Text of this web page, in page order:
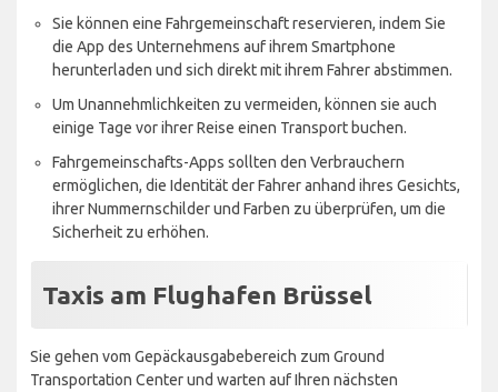
Sie können eine Fahrgemeinschaft reservieren, indem Sie
die App des Unternehmens auf ihrem Smartphone
herunterladen und sich direkt mit ihrem Fahrer abstimmen.
Um Unannehmlichkeiten zu vermeiden, können sie auch
einige Tage vor ihrer Reise einen Transport buchen.
Fahrgemeinschafts-Apps sollten den Verbrauchern
ermöglichen, die Identität der Fahrer anhand ihres Gesichts,
ihrer Nummernschilder und Farben zu überprüfen, um die
Sicherheit zu erhöhen.
Taxis am Flughafen Brüssel
Sie gehen vom Gepäckausgabebereich zum Ground
Transportation Center und warten auf Ihren nächsten